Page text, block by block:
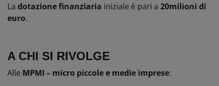
La dotazione finanziaria iniziale è pari a 20milioni di
euro.
A CHI SI RIVOLGE
Alle MPMI – micro piccole e medie imprese: